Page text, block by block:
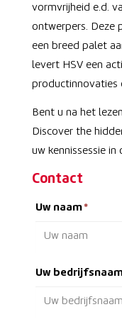
vormvrijheid e.d.
ontwerpers. Deze
een breed palet
levert HSV een
productinnovaties
Bent u na het
Discover the
uw kennissessie in
Contact
Uw naam*
Uw